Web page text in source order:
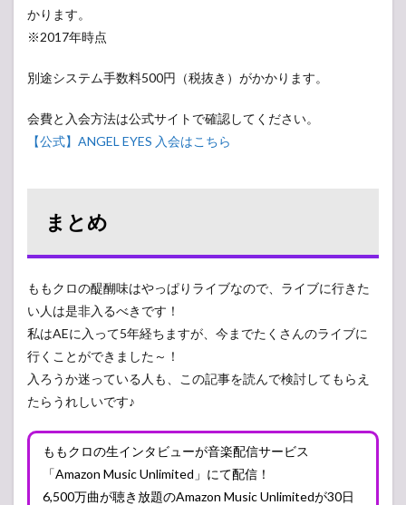
かります。
※2017年時点
別途システム手数料500円（税抜き）がかかります。
会費と入会方法は公式サイトで確認してください。
【公式】ANGEL EYES 入会はこちら
まとめ
ももクロの醍醐味はやっぱりライブなので、ライブに行きた
い人は是非入るべきです！
私はAEに入って5年経ちますが、今までたくさんのライブに
行くことができました～！
入ろうか迷っている人も、この記事を読んで検討してもらえ
たらうれしいです♪
ももクロの生インタビューが音楽配信サービス
「Amazon Music Unlimited」にて配信！
6,500万曲が聴き放題のAmazon Music Unlimitedが30日